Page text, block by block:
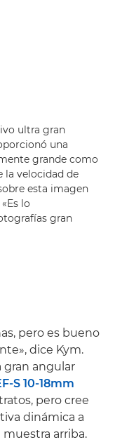
ultra gran
una
grande como
la velocidad de
esta imagen
lo
gran
pero es bueno
dice Kym.
gran angular
S 10-18mm
pero cree
dinámica a
arriba.